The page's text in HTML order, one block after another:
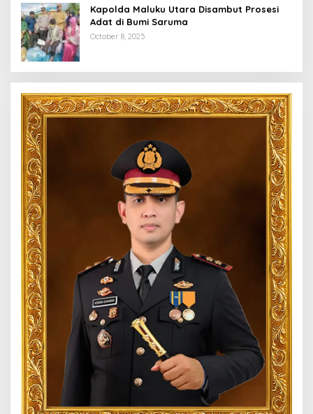
Kapolda Maluku Utara Disambut Prosesi
Adat di Bumi Saruma
October 8, 2025